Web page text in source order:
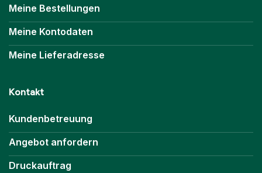
Meine Bestellungen
Meine Kontodaten
Meine Lieferadresse
Kontakt
Kundenbetreuung
Angebot anfordern
Druckauftrag